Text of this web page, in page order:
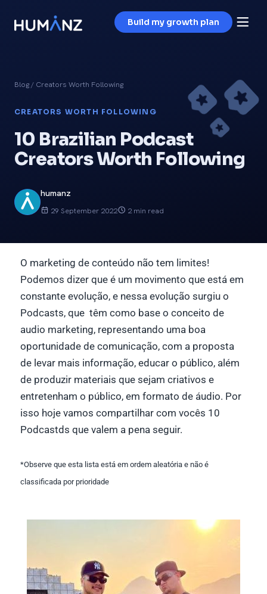
Build my growth plan
Blog/ Creators Worth Following
CREATORS WORTH FOLLOWING
10 Brazilian Podcast
Creators Worth Following
humanz
29 September 2022 2 min read
O marketing de conteúdo não tem limites!
Podemos dizer que é um movimento que está em
constante evolução, e nessa evolução surgiu o
Podcasts, que têm como base o conceito de
audio marketing, representando uma boa
oportunidade de comunicação, com a proposta
de levar mais informação, educar o público, além
de produzir materiais que sejam criativos e
entretenham o público, em formato de áudio. Por
isso hoje vamos compartilhar com vocês 10
Podcastds que valem a pena seguir.
*Observe que esta lista está em ordem aleatória e não é
classificada por prioridade